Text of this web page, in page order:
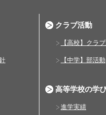
クラブ活動
【高校】クラ
【中学】部活動
高等学校の学
進学実績